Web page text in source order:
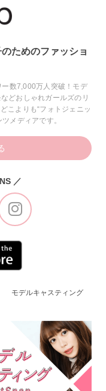
ためのファッショ
数7,000万人突破！モデ
どおしゃれガールズのリ
こよりも“フォトジェニッ
メディアです。
／
モデルキャスティング